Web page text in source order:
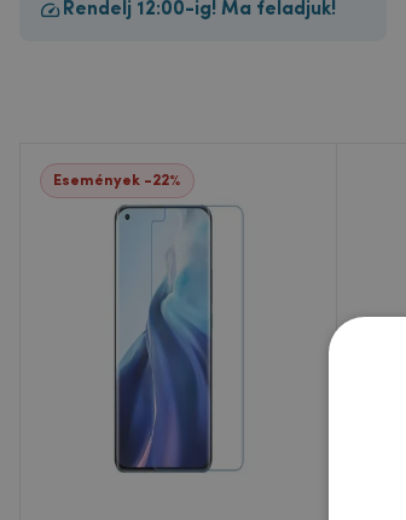
Rendelj 12:00-ig! Ma feladjuk!
Események -22%